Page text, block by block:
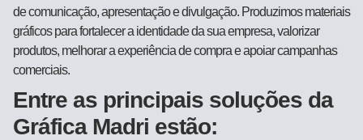
de comunicação, apresentação e divulgação. Produzimos materiais
gráficos para fortalecer a identidade da sua empresa, valorizar
produtos, melhorar a experiência de compra e apoiar campanhas
comerciais.
Entre as principais soluções da
Gráfica Madri estão: